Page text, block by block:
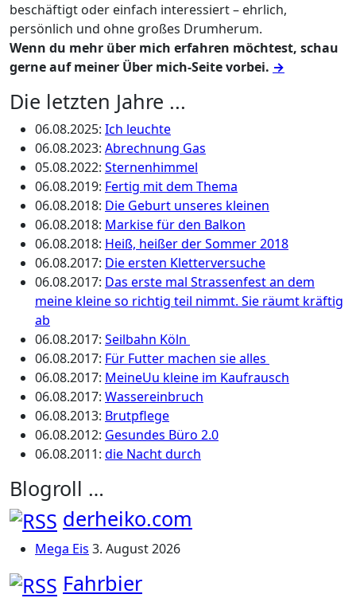
beschäftigt oder einfach interessiert – ehrlich,
persönlich und ohne großes Drumherum.
Wenn du mehr über mich erfahren möchtest, schau
gerne auf meiner Über mich-Seite vorbei. →
Die letzten Jahre ...
06.08.2025: Ich leuchte
06.08.2023: Abrechnung Gas
05.08.2022: Sternenhimmel
06.08.2019: Fertig mit dem Thema
06.08.2018: Die Geburt unseres kleinen
06.08.2018: Markise für den Balkon
06.08.2018: Heiß, heißer der Sommer 2018
06.08.2017: Die ersten Kletterversuche
06.08.2017: Das erste mal Strassenfest an dem
meine kleine so richtig teil nimmt. Sie räumt kräftig
ab
06.08.2017: Seilbahn Köln
06.08.2017: Für Futter machen sie alles
06.08.2017: MeineUu kleine im Kaufrausch
06.08.2017: Wassereinbruch
06.08.2013: Brutpflege
06.08.2012: Gesundes Büro 2.0
06.08.2011: die Nacht durch
Blogroll …
derheiko.com
Mega Eis 3. August 2026
Fahrbier